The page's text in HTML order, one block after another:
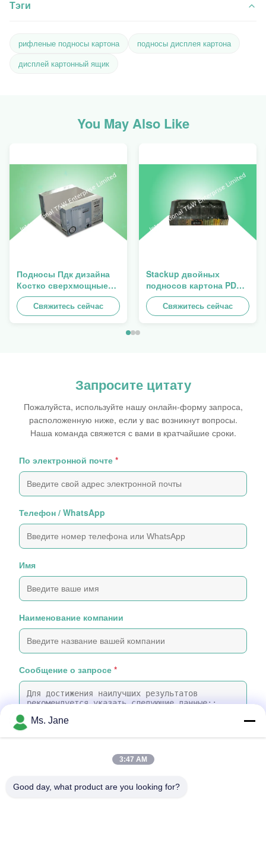
Тэги
рифленые подносы картона
подносы дисплея картона
дисплей картонный ящик
You May Also Like
Подносы Пдк дизайна
Костко сверхмощные
Стакабле к продаже
занавеса, нагрузки
100кгс
Свяжитесь сейчас
Stackup двойных
подносов картона PDQ
стены сверхмощный
для повышать специи/
еду
Свяжитесь сейчас
Запросите цитату
Пожалуйста, используйте нашу онлайн-форму запроса,
расположенную ниже, если у вас возникнут вопросы.
Наша команда свяжется с вами в кратчайшие сроки.
По электронной почте *
Телефон / WhatsApp
Имя
Наименование компании
Сообщение о запросе *
Выберите файлы
Ms. Jane
3:47 AM
Good day, what product are you looking for?